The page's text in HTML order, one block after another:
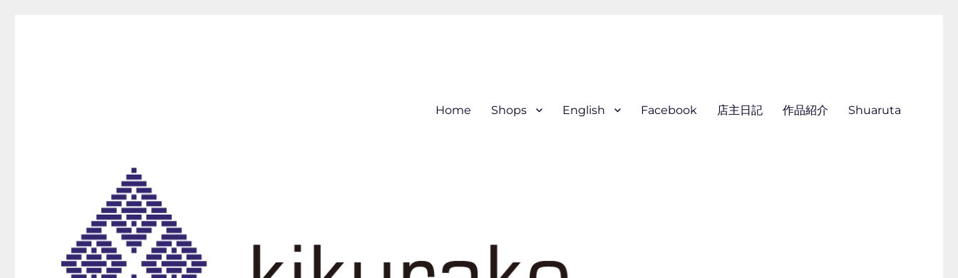
Home Shops English Facebook 店主日記 作品紹介 Shuaruta